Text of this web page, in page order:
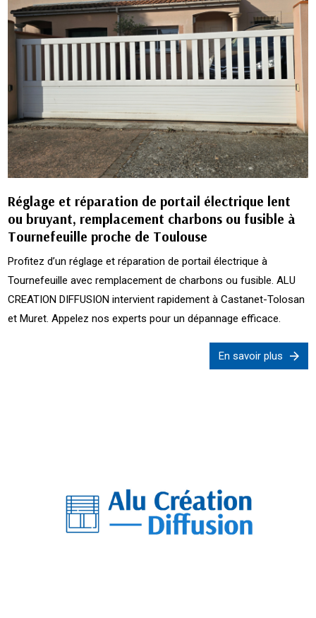
Réglage et réparation de portail électrique lent
ou bruyant, remplacement charbons ou fusible à
Tournefeuille proche de Toulouse
Profitez d’un réglage et réparation de portail électrique à
Tournefeuille avec remplacement de charbons ou fusible. ALU
CREATION DIFFUSION intervient rapidement à Castanet-Tolosan
et Muret. Appelez nos experts pour un dépannage efficace.
En savoir plus